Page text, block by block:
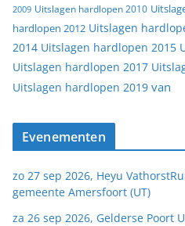
2009 Uitslagen hardlopen 2010
hardlopen 2012 Uitslagen
2014 Uitslagen hardlopen 2015
Uitslagen hardlopen 2017
Uitslagen hardlopen 2019 van
Evenementen
zo 27 sep 2026, Heyu
gemeente Amersfoort (UT)
za 26 sep 2026, Gelderse Poort